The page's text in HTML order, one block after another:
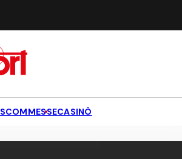
SCOMMESSECASINÒ